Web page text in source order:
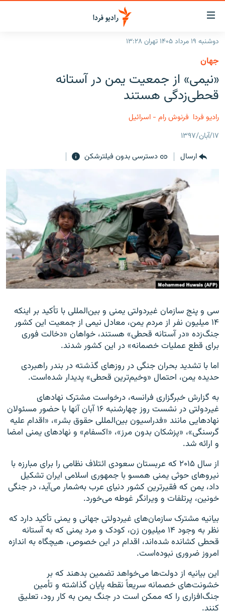
لینک‌های
قابلیت
دسترسی
بازگشت
منوی
اصلی
رفتن
به
صفحه
جهان
فرکانس‌ها
پادکست
چندرسانه‌ای
گزارش‌های تصویری
گزارش‌های ویدئویی
زنان فردا
English
به ما بپیوندید
زبان‌های دیگر
دوشنبه ۱۹ مرداد ۱۴۰۵ تهران ۱۳:۲۸
جهان
«نیمی» از جمعیت یمن در آستانه
قحطی‌زدگی هستند
رادیو فردا فرنوش رام - اسرائیل
۱۷/آبان/۱۳۹۷
ارسال
دسترسی بدون فیلترشکن
سی و پنج سازمان غیردولتی یمنی و بین‌المللی با تأکید بر اینکه
۱۴ میلیون نفر از مردم یمن، معادل نیمی از جمعیت این کشور
جنگ‌زده «در آستانه قحطی» هستند، خواهان «دخالت فوری
برای قطع عملیات خصمانه» در این کشور شدند.
اما با تشدید بحران جنگی در روزهای گذشته در بندر راهبردی
حدیده یمن، احتمال «وخیم‌ترین قحطی» پدیدار شده‌است.
به گزارش خبرگزاری فرانسه، درخواست مشترک نهادهای
غیردولتی در نشست روز چهارشنبه ۱۶ آبان آنها با حضور مسئولان
نهادهایی مانند «فدراسیون بین‌المللی حقوق بشر»، «اقدام علیه
گرسنگی»، «پزشکان بدون مرز»، «اکسفام» و نهادهای یمنی امضا
و ارائه شد.
از سال ۲۰۱۵ که عربستان سعودی ائتلاف نظامی را برای مبارزه با
نیروهای حوثی یمنی همسو با جمهوری اسلامی ایران تشکیل
داد، یمن که فقیرترین کشور دنیای عرب به‌شمار می‌آید، در جنگی
خونین، پرتلفات و ویرانگر غوطه می‌خورد.
بیانیه مشترک سازمان‌های غیردولتی جهانی و یمنی تأکید دارد که
نظر به وجود ۱۴ میلیون زن، کودک و مرد یمنی که به آستانه
قحطی کشانده شده‌اند، اقدام در این خصوص، هیچگاه به اندازه
امروز ضروری نبوده‌است.
این بیانیه از دولت‌ها می‌خواهد تضمین بدهند که بر
خشونت‌های خصمانه سریعاً نقطه پایان گذاشته و تأمین
جنگ‌افزاری را که ممکن است در جنگ یمن به کار رود، تعلیق
کنند.